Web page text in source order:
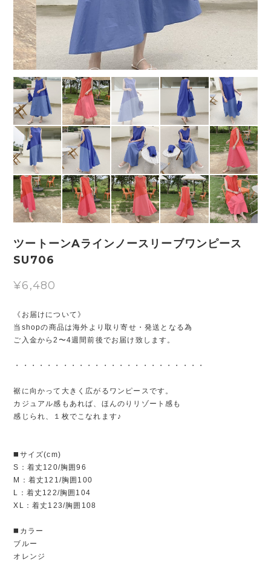
ツートーンAラインノースリーブワンピース
SU706
¥6,480
《お届けについて》
当shopの商品は海外より取り寄せ・発送となる為
ご入金から2〜4週間前後でお届け致します。
・・・・・・・・・・・・・・・・・・・・・・・・
裾に向かって大きく広がるワンピースです。
カジュアル感もあれば、ほんのりリゾート感も
感じられ、１枚でこなれます♪
◼️サイズ(cm)
S：着丈120/胸囲96
M：着丈121/胸囲100
L：着丈122/胸囲104
XL：着丈123/胸囲108
◼️カラー
ブルー
オレンジ